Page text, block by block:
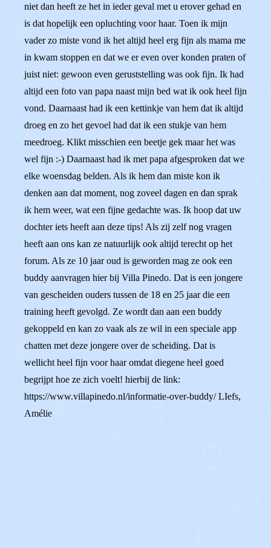
niet dan heeft ze het in ieder geval met u erover gehad en
is dat hopelijk een opluchting voor haar. Toen ik mijn
vader zo miste vond ik het altijd heel erg fijn als mama me
in kwam stoppen en dat we er even over konden praten of
juist niet: gewoon even geruststelling was ook fijn. Ik had
altijd een foto van papa naast mijn bed wat ik ook heel fijn
vond. Daarnaast had ik een kettinkje van hem dat ik altijd
droeg en zo het gevoel had dat ik een stukje van hem
meedroeg. Klikt misschien een beetje gek maar het was
wel fijn :-) Daarnaast had ik met papa afgesproken dat we
elke woensdag belden. Als ik hem dan miste kon ik
denken aan dat moment, nog zoveel dagen en dan sprak
ik hem weer, wat een fijne gedachte was. Ik hoop dat uw
dochter iets heeft aan deze tips! Als zij zelf nog vragen
heeft aan ons kan ze natuurlijk ook altijd terecht op het
forum. Als ze 10 jaar oud is geworden mag ze ook een
buddy aanvragen hier bij Villa Pinedo. Dat is een jongere
van gescheiden ouders tussen de 18 en 25 jaar die een
training heeft gevolgd. Ze wordt dan aan een buddy
gekoppeld en kan zo vaak als ze wil in een speciale app
chatten met deze jongere over de scheiding. Dat is
wellicht heel fijn voor haar omdat diegene heel goed
begrijpt hoe ze zich voelt! hierbij de link:
https://www.villapinedo.nl/informatie-over-buddy/ LIefs,
Amélie